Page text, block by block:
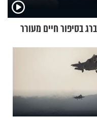
בסיפור חיים מעורר